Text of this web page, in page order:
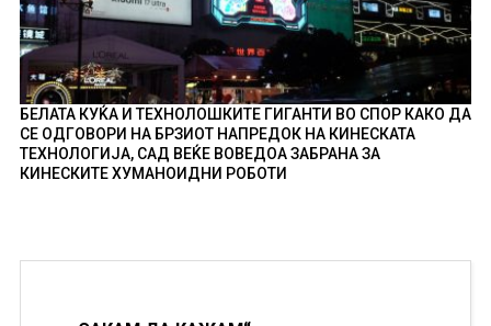
БЕЛАТА КУЌА И ТЕХНОЛОШКИТЕ ГИГАНТИ ВО СПОР КАКО ДА
СЕ ОДГОВОРИ НА БРЗИОТ НАПРЕДОК НА КИНЕСКАТА
ТЕХНОЛОГИЈА, САД ВЕЌЕ ВОВЕДОА ЗАБРАНА ЗА
КИНЕСКИТЕ ХУМАНОИДНИ РОБОТИ